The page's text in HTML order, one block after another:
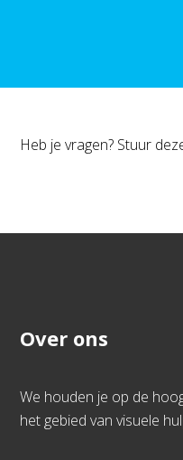
Heb je vragen? Stuur
Over ons
We houden je op de
het gebied van visuele